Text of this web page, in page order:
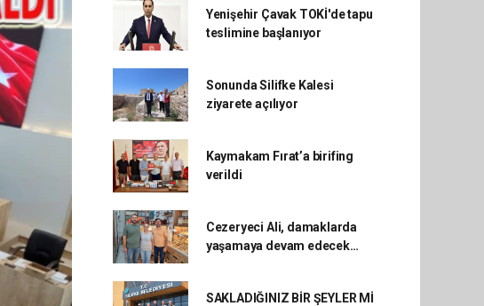
Yenişehir Çavak TOKİ'de tapu
teslimine başlanıyor
Sonunda Silifke Kalesi
ziyarete açılıyor
Kaymakam Fırat’a birifing
verildi
Cezeryeci Ali, damaklarda
yaşamaya devam edecek…
SAKLADIĞINIZ BİR ŞEYLER Mİ